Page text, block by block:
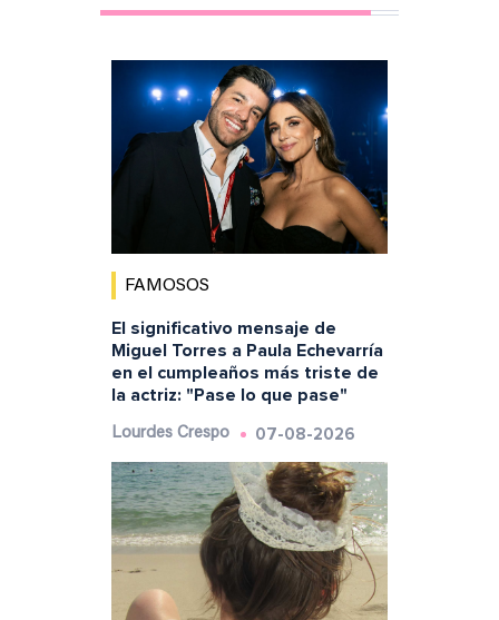
FAMOSOS
El significativo mensaje de
Miguel Torres a Paula Echevarría
en el cumpleaños más triste de
la actriz: "Pase lo que pase"
Lourdes Crespo 07-08-2026